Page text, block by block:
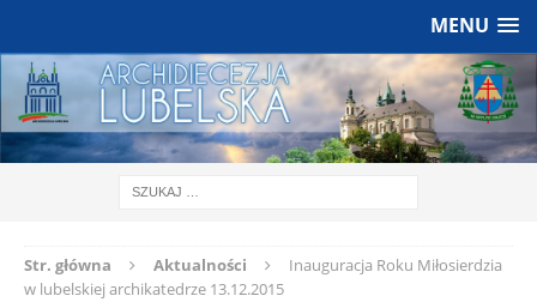
MENU
Str. główna Aktualności
Inauguracja Roku Miłosierdzia
w lubelskiej archikatedrze 13.12.2015